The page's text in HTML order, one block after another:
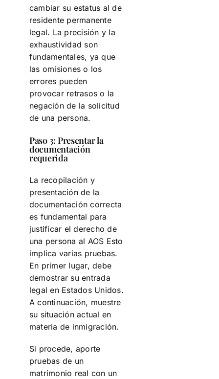
cambiar su estatus al de
residente permanente
legal. La precisión y la
exhaustividad son
fundamentales, ya que
las omisiones o los
errores pueden
provocar retrasos o la
negación de la solicitud
de una persona.
Paso 3: Presentar la
documentación
requerida
La recopilación y
presentación de la
documentación correcta
es fundamental para
justificar el derecho de
una persona al AOS Esto
implica varias pruebas.
En primer lugar, debe
demostrar su entrada
legal en Estados Unidos.
A continuación, muestre
su situación actual en
materia de inmigración.
Si procede, aporte
pruebas de un
matrimonio real con un